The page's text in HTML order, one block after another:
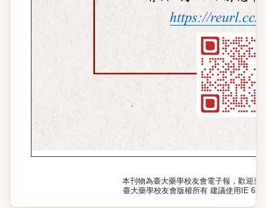
本刊物為臺大藥學校友會電子報，歡迎至
臺大藥學校友會版權所有 建議使用IE 6.0